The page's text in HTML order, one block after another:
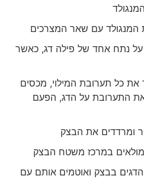
עם שאר המצרכים
נתח אחד של פילה דג, כאשר
כל תערובת המילוי, מכסים
התערובת על הדג, הפעם
את הבצק
במרכז משטח הבצק
בבצק ואוטמים אותם עם